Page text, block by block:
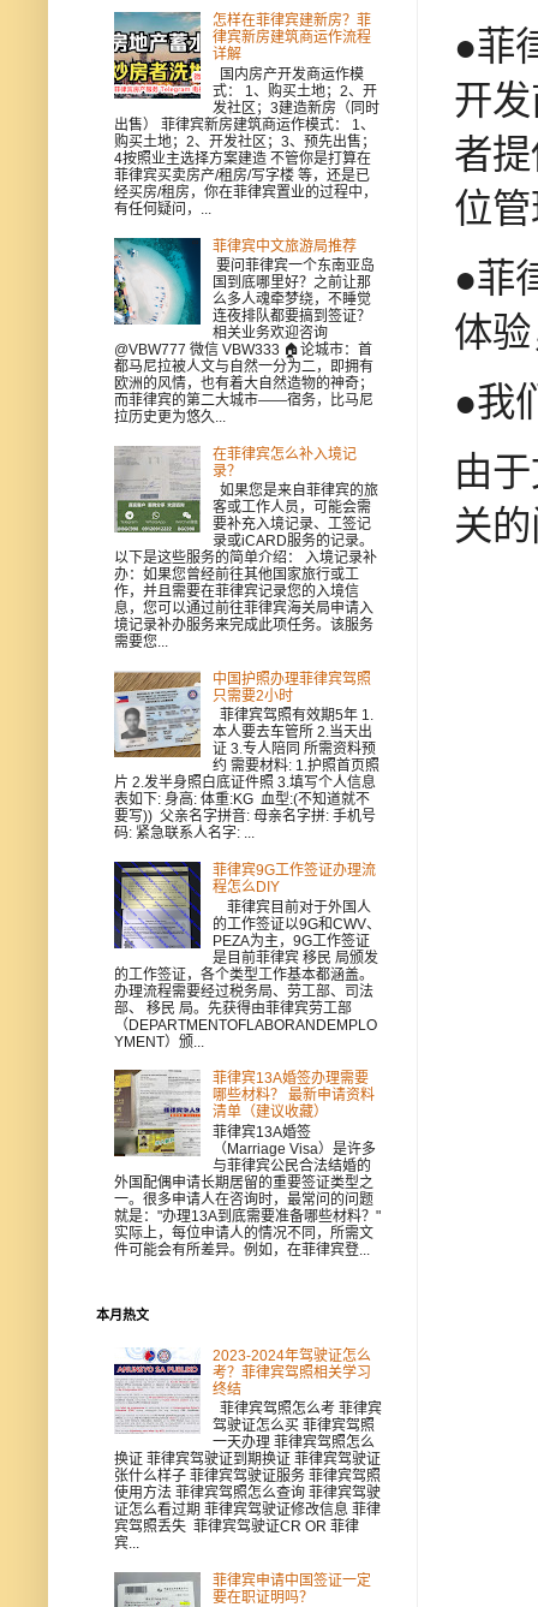
●菲
开
者
位
●菲
体
●我
由
关
怎样在菲律宾建新房？菲
律宾新房建筑商运作流程
详解
国内房产开发商运作模
式： 1、购买土地；2、开
发社区；3建造新房（同时
出售） 菲律宾新房建筑商运作模式： 1、
购买土地；2、开发社区；3、预先出售；
4按照业主选择方案建造 不管你是打算在
菲律宾买卖房产/租房/写字楼 等，还是已
经买房/租房，你在菲律宾置业的过程中，
有任何疑问，...
菲律宾中文旅游局推荐
要问菲律宾一个东南亚岛
国到底哪里好？之前让那
么多人魂牵梦绕，不睡觉
连夜排队都要搞到签证？
相关业务欢迎咨询
@VBW777 微信 VBW333 🏠论城市：首
都马尼拉被人文与自然一分为二，即拥有
欧洲的风情，也有着大自然造物的神奇；
而菲律宾的第二大城市——宿务，比马尼
拉历史更为悠久...
在菲律宾怎么补入境记
录？
如果您是来自菲律宾的旅
客或工作人员，可能会需
要补充入境记录、工签记
录或iCARD服务的记录。
以下是这些服务的简单介绍： 入境记录补
办：如果您曾经前往其他国家旅行或工
作，并且需要在菲律宾记录您的入境信
息，您可以通过前往菲律宾海关局申请入
境记录补办服务来完成此项任务。该服务
需要您...
中国护照办理菲律宾驾照
只需要2小时
菲律宾驾照有效期5年 1.
本人要去车管所 2.当天出
证 3.专人陪同 所需资料预
约 需要材料: 1.护照首页照
片 2.发半身照白底证件照 3.填写个人信息
表如下: 身高: 体重:KG 血型:(不知道就不
要写)) 父亲名字拼音: 母亲名字拼: 手机号
码: 紧急联系人名字: ...
菲律宾9G工作签证办理流
程怎么DIY
菲律宾目前对于外国人
的工作签证以9G和CWV、
PEZA为主，9G工作签证
是目前菲律宾 移民 局颁发
的工作签证，各个类型工作基本都涵盖。
办理流程需要经过税务局、劳工部、司法
部、 移民 局。先获得由菲律宾劳工部
（DEPARTMENTOFLABORANDEMPLO
YMENT）颁...
菲律宾13A婚签办理需要
哪些材料？ 最新申请资料
清单（建议收藏）
菲律宾13A婚签
（Marriage Visa）是许多
与菲律宾公民合法结婚的
外国配偶申请长期居留的重要签证类型之
一。很多申请人在咨询时，最常问的问题
就是："办理13A到底需要准备哪些材料？"
实际上，每位申请人的情况不同，所需文
件可能会有所差异。例如，在菲律宾登...
本月热文
2023-2024年驾驶证怎么
考？菲律宾驾照相关学习
终结
菲律宾驾照怎么考 菲律宾
驾驶证怎么买 菲律宾驾照
一天办理 菲律宾驾照怎么
换证 菲律宾驾驶证到期换证 菲律宾驾驶证
张什么样子 菲律宾驾驶证服务 菲律宾驾照
使用方法 菲律宾驾照怎么查询 菲律宾驾驶
证怎么看过期 菲律宾驾驶证修改信息 菲律
宾驾照丢失 菲律宾驾驶证CR OR 菲律
宾...
菲律宾申请中国签证一定
要在职证明吗？